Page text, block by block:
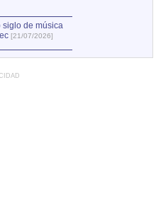
siglo de música
[21/07/2026]